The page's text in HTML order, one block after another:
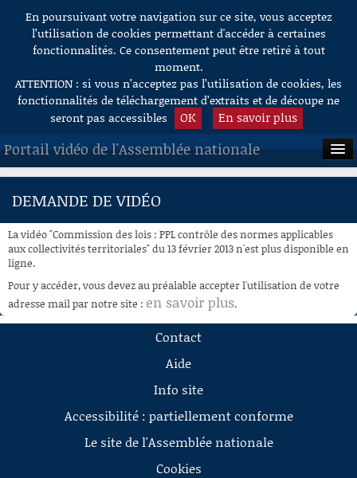
Aller au contenu
En poursuivant votre navigation sur ce site, vous acceptez
l’utilisation de cookies permettant d'accéder à certaines
fonctionnalités. Ce consentement peut être retiré à tout
moment.
ATTENTION : si vous n’acceptez pas l’utilisation de cookies, les
fonctionnalités de téléchargement d’extraits et de découpe ne
seront pas accessibles
OK En savoir plus
Portail vidéo de l'Assemblée nationale
ACCUEIL
À LA DEMANDE
RECHERCHE
AIDE À LA DÉCOUPE
DE VIDÉOS
DEMANDE DE VIDÉO
La vidéo "Commission des lois : PPL contrôle des normes applicables
aux collectivités territoriales" du 13 février 2013 n'est plus disponible en
ligne.
Pour y accéder, vous devez au préalable accepter l'utilisation de votre
adresse mail par notre site : en savoir plus.
Contact
Aide
Info site
Accessibilité : partiellement conforme
Le site de l'Assemblée nationale
Cookies